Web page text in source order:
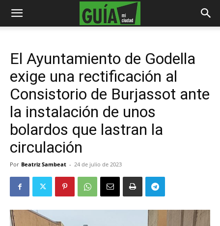
El Ayuntamiento de Godella
exige una rectificación al
Consistorio de Burjassot ante
la instalación de unos
bolardos que lastran la
circulación
Por Beatriz Sambeat - 24 de julio de 2023